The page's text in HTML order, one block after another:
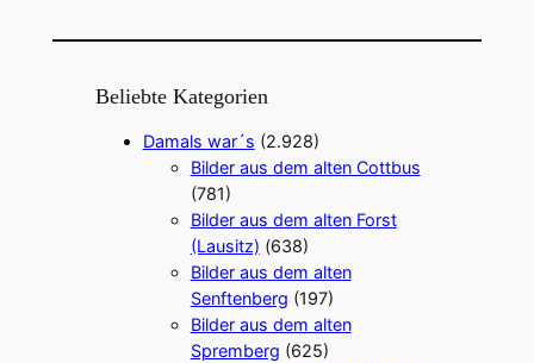
c
Beliebte Kategorien
Damals war´s (2.928)
Bilder aus dem alten Cottbus
(781)
Bilder aus dem alten Forst
(Lausitz) (638)
Bilder aus dem alten
Senftenberg (197)
Bilder aus dem alten
Spremberg (625)